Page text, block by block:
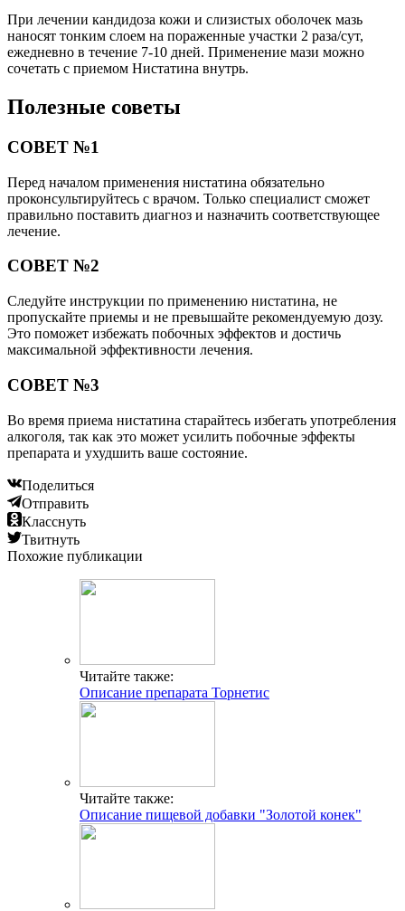
При лечении кандидоза кожи и слизистых оболочек мазь
наносят тонким слоем на пораженные участки 2 раза/сут,
ежедневно в течение 7-10 дней. Применение мази можно
сочетать с приемом Нистатина внутрь.
Полезные советы
СОВЕТ №1
Перед началом применения нистатина обязательно
проконсультируйтесь с врачом. Только специалист сможет
правильно поставить диагноз и назначить соответствующее
лечение.
СОВЕТ №2
Следуйте инструкции по применению нистатина, не
пропускайте приемы и не превышайте рекомендуемую дозу.
Это поможет избежать побочных эффектов и достичь
максимальной эффективности лечения.
СОВЕТ №3
Во время приема нистатина старайтесь избегать употребления
алкоголя, так как это может усилить побочные эффекты
препарата и ухудшить ваше состояние.
Поделиться
Отправить
Класснуть
Твитнуть
Похожие публикации
Читайте также:
Описание препарата Торнетис
Читайте также:
Описание пищевой добавки "Золотой конек"